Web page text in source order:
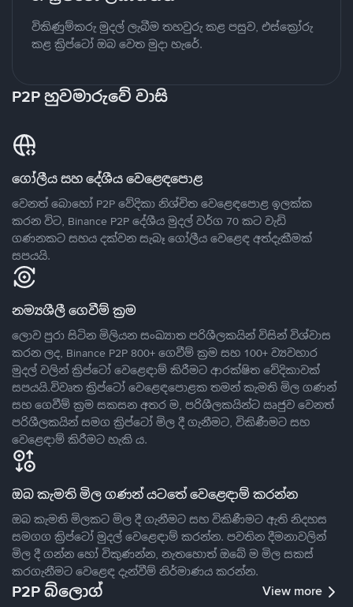
විකිණුම්කරු මුදල් ලැබීම තහවුරු කළ පසුව, එස්ක්‍රෝරු
කළ ක්‍රිප්ටෝ ඔබ වෙත මුදා හැරේ.
P2P හුවමාරුවේ වාසි
ගෝලීය සහ දේශීය වෙළෙඳපොළ
වෙනත් බොහෝ P2P වේදිකා නිශ්චිත වෙළෙඳපොළ ඉලක්ක
කරන විට, Binance P2P දේශීය මුදල් වර්ග 70 කට වැඩි
ගණනකට සහය දක්වන සැබෑ ගෝලීය වෙළෙඳ අත්දැකීමක්
සපයයි.
නම්‍යශීලී ගෙවීම් ක්‍රම
ලොව පුරා සිටින මිලියන සංඛ්‍යාත පරිශීලකයින් විසින් විශ්වාස
කරන ලද, Binance P2P 800+ ගෙවීම් ක්‍රම සහ 100+ ව්‍යවහාර
මුදල් වලින් ක්‍රිප්ටෝ වෙළෙඳාම් කිරීමට ආරක්ෂිත වේදිකාවක්
සපයයි.විවෘත ක්‍රිප්ටෝ වෙළෙඳපොළක තමන් කැමති මිල ගණන්
සහ ගෙවීම් ක්‍රම සකසන අතර ම, පරිශීලකයින්ට ඍජුව වෙනත්
පරිශීලකයින් සමග ක්‍රිප්ටෝ මිල දී ගැනීමට, විකිණීමට සහ
වෙළෙඳාම් කිරීමට හැකි ය.
ඔබ කැමති මිල ගණන් යටතේ වෙළෙඳාම් කරන්න
ඔබ කැමති මිලකට මිල දී ගැනීමට සහ විකිණීමට ඇති නිදහස
සමගග ක්‍රිප්ටෝ මුදල් වෙළෙඳාම් කරන්න. පවතින දීමනාවලින්
මිල දී ගන්න හෝ විකුණන්න, නැතහොත් ඔබේ ම මිල සකස්
කරගැනීමට වෙළෙඳ දැන්වීම් නිර්මාණය කරන්න.
P2P බ්ලොග් View more